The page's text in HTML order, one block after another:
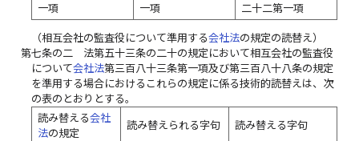
一項
一項
二十二第一項
（相互会社の監査役について準用する会社法の規定の読替え）
第七条の二
法第五十三条の二十の規定において相互会社の監査役
について会社法第三百八十三条第一項及び第三百八十八条の規定
を準用する場合におけるこれらの規定に係る技術的読替えは、次
の表のとおりとする。
読み替える会社
法の規定
読み替えられる字句 読み替える字句